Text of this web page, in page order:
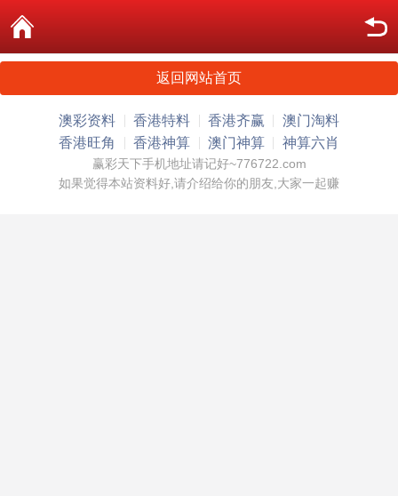
返回网站首页
澳彩资料 香港特料 香港齐赢
澳门淘料
香港旺角
香港神算 澳门神算 神算六肖
赢彩天下手机地址请记好~776722.com
如果觉得本站资料好,请介绍给你的朋友,大家一起赚